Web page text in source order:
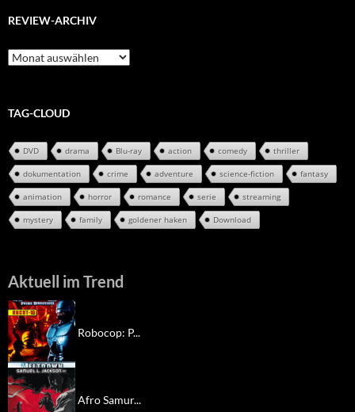
REVIEW-ARCHIV
Review-
Archiv
TAG-CLOUD
DVD drama Blu-ray action comedy thriller
dokumentation crime adventure science-fiction fantasy
animation horror romance serie streaming
mystery family goldener haken Download
Aktuell im Trend
Robocop: P...
Afro Samur...